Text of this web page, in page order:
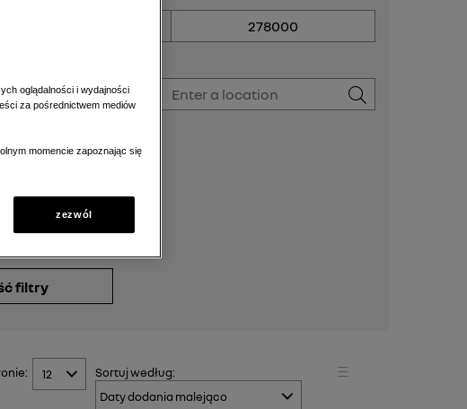
samochód
filtry
Sortujwedług:
oglądalności i wydajności
za pośrednictwem mediów
momencie zapoznając się
zezwól